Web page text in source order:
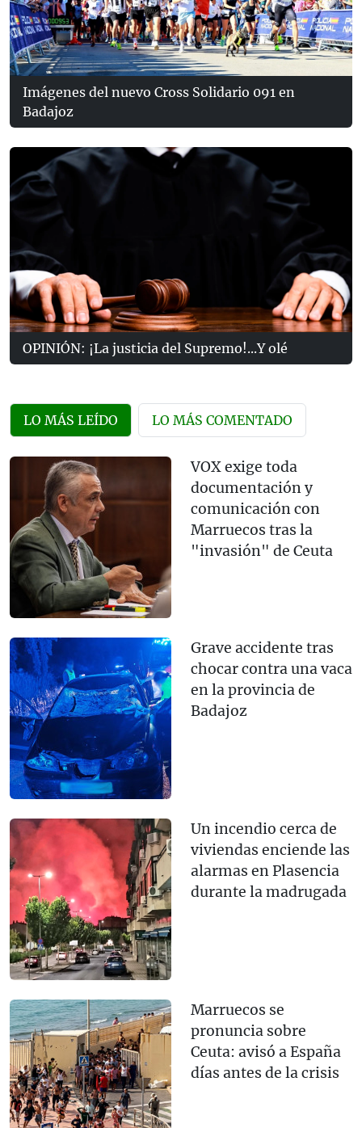
Imágenes del nuevo Cross Solidario 091 en
Badajoz
OPINIÓN: ¡La justicia del Supremo!...Y olé
LO MÁS LEÍDO LO MÁS COMENTADO
VOX exige toda
documentación y
comunicación con
Marruecos tras la
"invasión" de Ceuta
Grave accidente tras
chocar contra una vaca
en la provincia de
Badajoz
Un incendio cerca de
viviendas enciende las
alarmas en Plasencia
durante la madrugada
Marruecos se
pronuncia sobre
Ceuta: avisó a España
días antes de la crisis